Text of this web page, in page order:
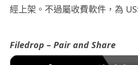
經上架。不過屬收費軟件，為
Filedrop – Pair and Share